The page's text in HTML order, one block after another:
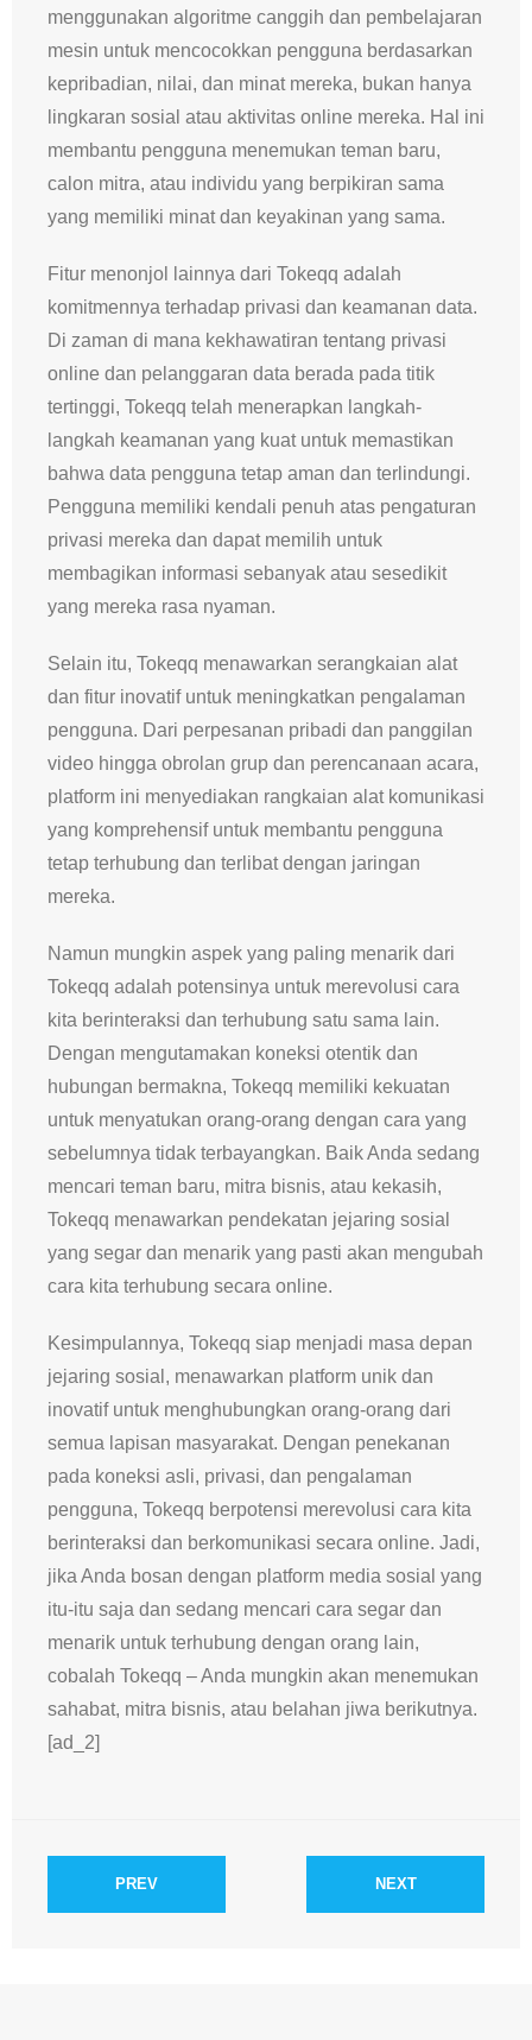
menggunakan algoritme canggih dan pembelajaran
mesin untuk mencocokkan pengguna berdasarkan
kepribadian, nilai, dan minat mereka, bukan hanya
lingkaran sosial atau aktivitas online mereka. Hal ini
membantu pengguna menemukan teman baru,
calon mitra, atau individu yang berpikiran sama
yang memiliki minat dan keyakinan yang sama.
Fitur menonjol lainnya dari Tokeqq adalah
komitmennya terhadap privasi dan keamanan data.
Di zaman di mana kekhawatiran tentang privasi
online dan pelanggaran data berada pada titik
tertinggi, Tokeqq telah menerapkan langkah-
langkah keamanan yang kuat untuk memastikan
bahwa data pengguna tetap aman dan terlindungi.
Pengguna memiliki kendali penuh atas pengaturan
privasi mereka dan dapat memilih untuk
membagikan informasi sebanyak atau sesedikit
yang mereka rasa nyaman.
Selain itu, Tokeqq menawarkan serangkaian alat
dan fitur inovatif untuk meningkatkan pengalaman
pengguna. Dari perpesanan pribadi dan panggilan
video hingga obrolan grup dan perencanaan acara,
platform ini menyediakan rangkaian alat komunikasi
yang komprehensif untuk membantu pengguna
tetap terhubung dan terlibat dengan jaringan
mereka.
Namun mungkin aspek yang paling menarik dari
Tokeqq adalah potensinya untuk merevolusi cara
kita berinteraksi dan terhubung satu sama lain.
Dengan mengutamakan koneksi otentik dan
hubungan bermakna, Tokeqq memiliki kekuatan
untuk menyatukan orang-orang dengan cara yang
sebelumnya tidak terbayangkan. Baik Anda sedang
mencari teman baru, mitra bisnis, atau kekasih,
Tokeqq menawarkan pendekatan jejaring sosial
yang segar dan menarik yang pasti akan mengubah
cara kita terhubung secara online.
Kesimpulannya, Tokeqq siap menjadi masa depan
jejaring sosial, menawarkan platform unik dan
inovatif untuk menghubungkan orang-orang dari
semua lapisan masyarakat. Dengan penekanan
pada koneksi asli, privasi, dan pengalaman
pengguna, Tokeqq berpotensi merevolusi cara kita
berinteraksi dan berkomunikasi secara online. Jadi,
jika Anda bosan dengan platform media sosial yang
itu-itu saja dan sedang mencari cara segar dan
menarik untuk terhubung dengan orang lain,
cobalah Tokeqq – Anda mungkin akan menemukan
sahabat, mitra bisnis, atau belahan jiwa berikutnya.
[ad_2]
PREV NEXT